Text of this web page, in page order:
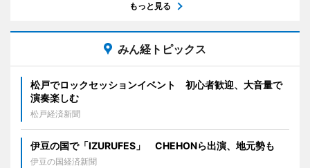
もっと見る
みん経トピックス
松戸でロックセッションイベント 初心者歓迎、大音量で
演奏楽しむ
松戸経済新聞
伊豆の国で「IZURUFES」 CHEHONら出演、地元勢も
伊豆の国経済新聞